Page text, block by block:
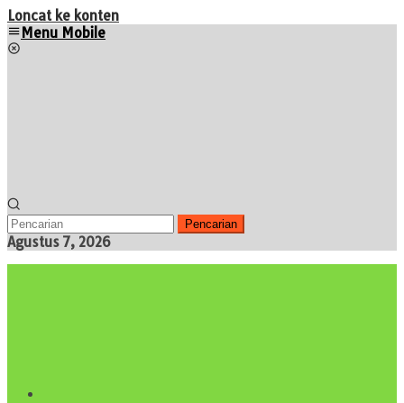
Loncat ke konten
Menu Mobile
Pencarian
Agustus 7, 2026